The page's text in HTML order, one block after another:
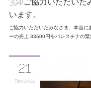
います。
ご協力いただいたみなさま、本当
ーの売上 33500円をパレスチナの
21
Dec 2025